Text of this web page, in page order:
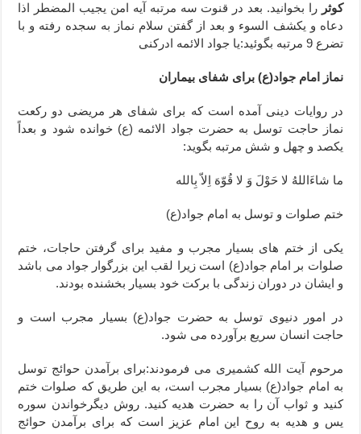
کوثر را بخوانید. بعد در قنوت سه مرتبه آیه امن یجیب المضطر اذا
دعاه و یکشف السوء و بعد از گفتن سلام نماز به سجده رفته و با
تضرع 9 مرتبه بگوئید:یا جواد الائمه ادرکنی
نماز امام جواد(ع) برای شفای بیماران
در روایات دینی آمده است که برای شفای هر مریضی دو رکعت
نماز حاجت توسل به حضرت جواد الائمه (ع) خوانده شود و بعداً
یکصد و چهل و شش مرتبه بگوید:
ما شاءَاللهُ لا حَوْلَ وَ لا قُوّهَ اِلاّ بِالله
ختم صلوات و توسل به امام جواد(ع)
یکی از ختم های بسیار مجرب و مفید برای گرفتن حاجات، ختم
صلوات بر امام جواد(ع) است زیرا لقب این بزرگوار جواد می باشد
و ایشان در دوران زندگی با برکت خود بسیار بخشنده بودند.
در امور دنیوی توسل به حضرت جواد(ع) بسیار مجرب است و
حاجت انسان سریع برآورده می شود.
مرحوم آیت الله کشمیری می فرمودند:برای برآمدن حوائج توسل
به امام جواد(ع) بسیار مجرب است، به این طریق که صلوات ختم
کنید و ثواب آن را به حضرت هدیه کنید. روش دیگرخواندن سوره
یس و هدیه به روح این امام عزیز است که برای برآمدن حوائج